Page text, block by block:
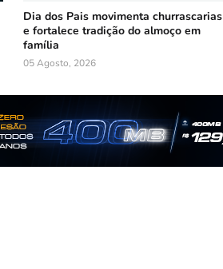
Dia dos Pais movimenta churrascarias
e fortalece tradição do almoço em
família
05 Agosto, 2026